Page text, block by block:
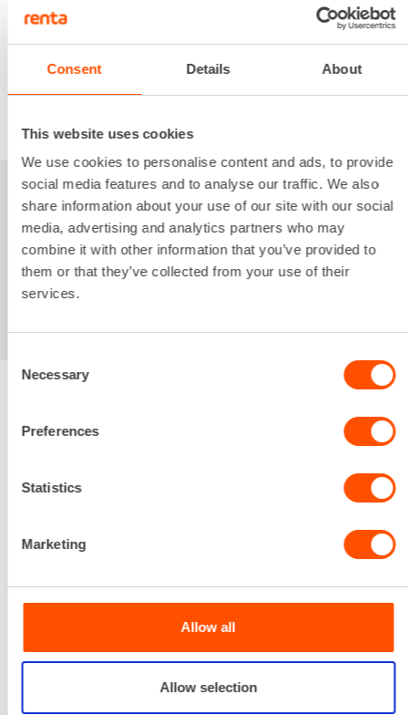
Consent Details About
This website uses cookies
We use cookies to personalise content and ads, to provide
social media features and to analyse our traffic. We also
share information about your use of our site with our social
media, advertising and analytics partners who may
combine it with other information that you’ve provided to
them or that they’ve collected from your use of their
services.
Selection
Necessary
Preferences
Statistics
Marketing
Allow all
Allow selection
/ pv
Sinua saattaisi
kiinnostaa myös
Renta palvelee